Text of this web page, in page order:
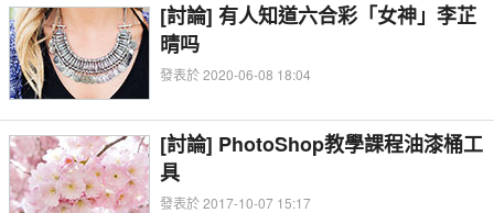
[討論] 有人知道六合彩「女神」李芷
晴吗
發表於 2020-06-08 18:04
[討論] PhotoShop教學課程油漆桶工
具
發表於 2017-10-07 15:17